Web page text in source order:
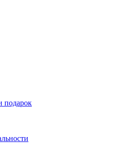
подарок